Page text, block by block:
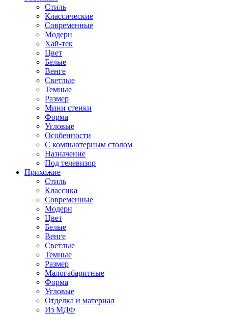
Стиль
Классические
Современные
Модерн
Хай-тек
Цвет
Белые
Венге
Светлые
Темные
Размер
Мини стенки
Форма
Угловые
Особенности
С компьютерным столом
Назначение
Под телевизор
Прихожие
Стиль
Классика
Современные
Модерн
Цвет
Белые
Венге
Светлые
Темные
Размер
Малогабаритные
Форма
Угловые
Отделка и материал
Из МДФ